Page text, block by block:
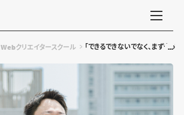
Webクリエイタースクール 「できるできないでなく、まずや